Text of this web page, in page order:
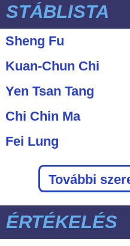
STÁBLISTA
Sheng Fu
Kuan-Chun Chi
Yen Tsan Tang
Chi Chin Ma
Fei Lung
További
ÉRTÉKELÉS